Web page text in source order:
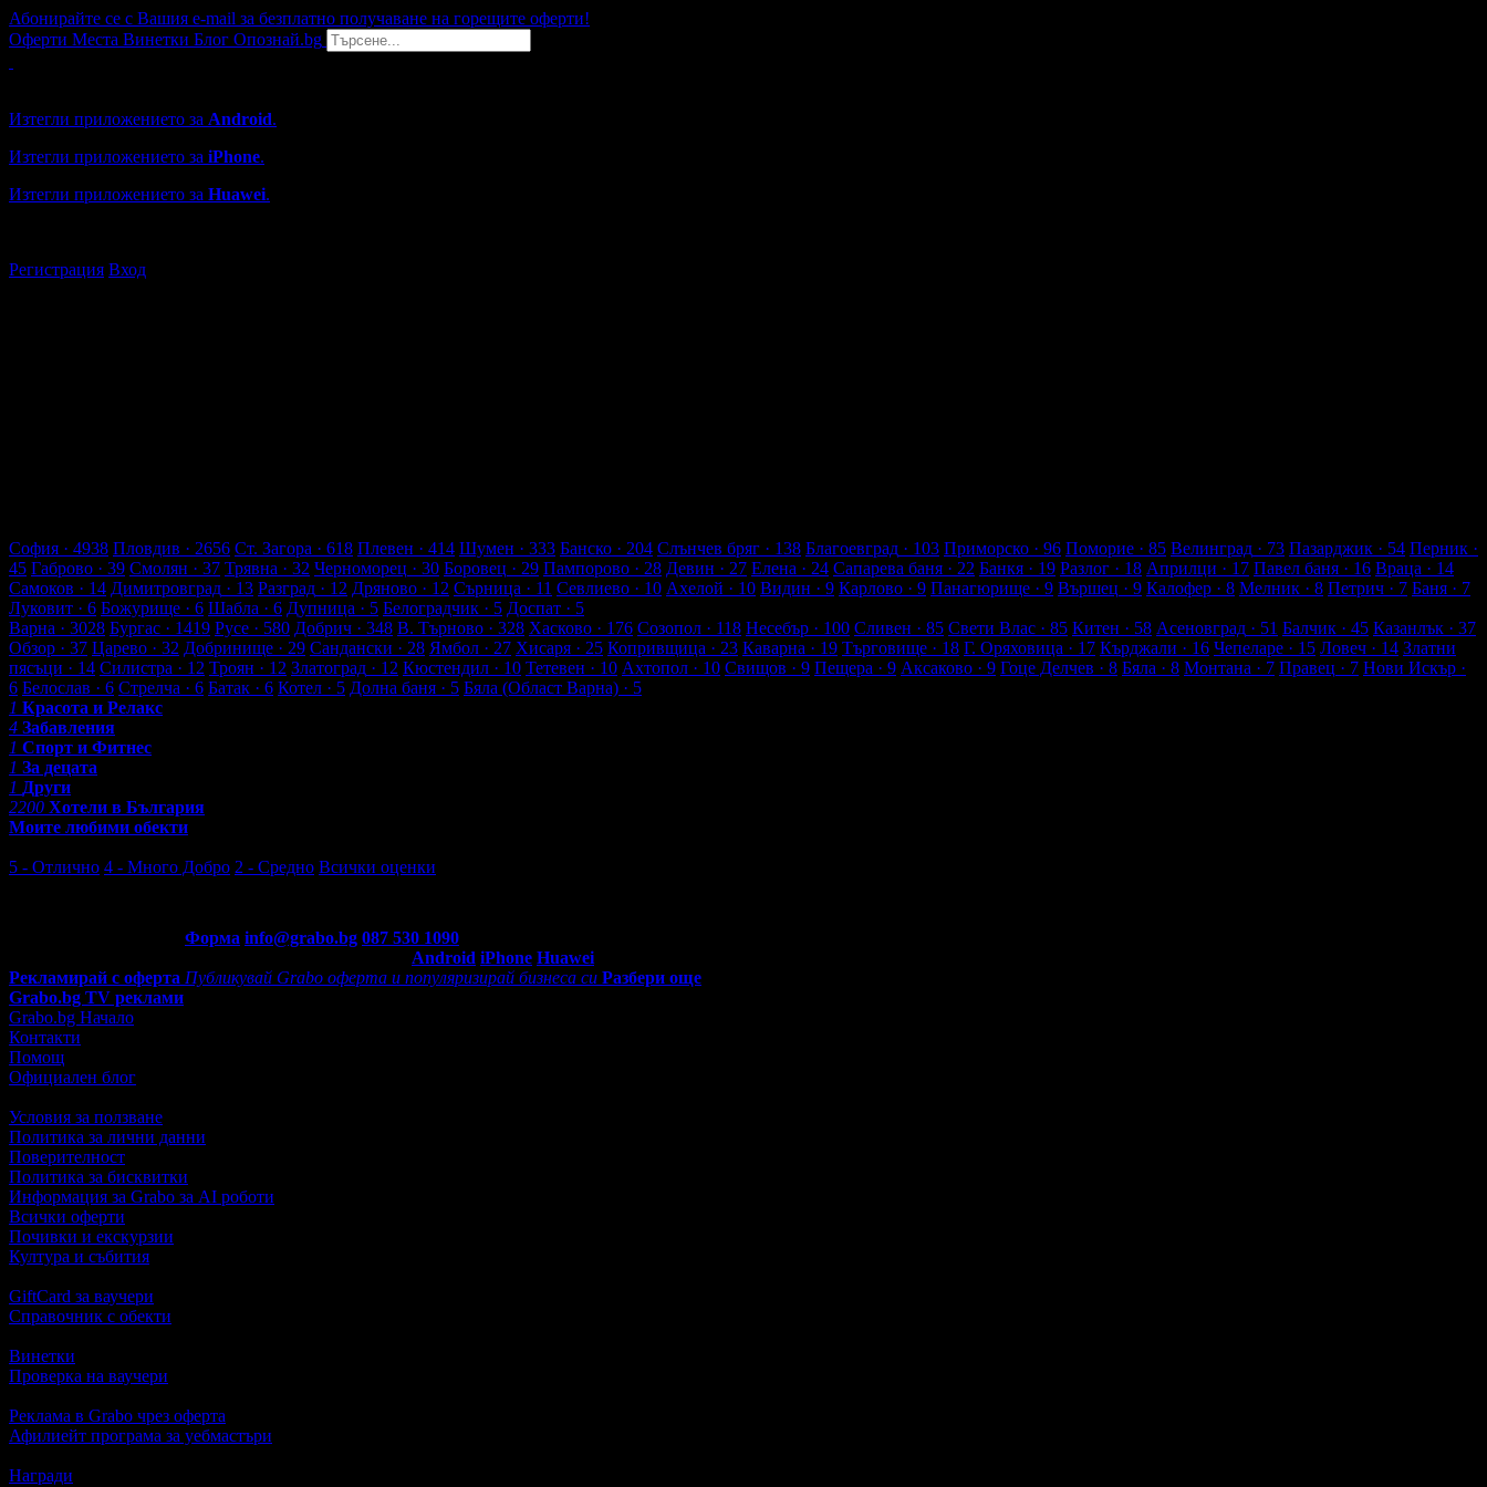
Абонирайте се с Вашия e-mail за безплатно получаване на горещите оферти!
Оферти Места Винетки Блог Опознай.bg
Изтегли приложението за Android.
Изтегли приложението за iPhone.
Изтегли приложението за Huawei.
Регистрация Вход
София · 4938 Пловдив · 2656 Ст. Загора · 618 Плевен · 414 Шумен · 333 Банско · 204 Слънчев бряг · 138 Благоевград · 103 Приморско · 96 Поморие · 85 Велинград · 73 Пазарджик · 54 Перник ·
45 Габрово · 39 Смолян · 37 Трявна · 32 Черноморец · 30 Боровец · 29 Пампорово · 28 Девин · 27 Елена · 24 Сапарева баня · 22 Банкя · 19 Разлог · 18 Априлци · 17 Павел баня · 16 Враца · 14
Самоков · 14 Димитровград · 13 Разград · 12 Дряново · 12 Сърница · 11 Севлиево · 10 Ахелой · 10 Видин · 9 Карлово · 9 Панагюрище · 9 Вършец · 9 Калофер · 8 Мелник · 8 Петрич · 7 Баня · 7
Луковит · 6 Божурище · 6 Шабла · 6 Дупница · 5 Белоградчик · 5 Доспат · 5
Варна · 3028 Бургас · 1419 Русе · 580 Добрич · 348 В. Търново · 328 Хасково · 176 Созопол · 118 Несебър · 100 Сливен · 85 Свети Влас · 85 Китен · 58 Асеновград · 51 Балчик · 45 Казанлък · 37
Обзор · 37 Царево · 32 Добринище · 29 Сандански · 28 Ямбол · 27 Хисаря · 25 Копривщица · 23 Каварна · 19 Търговище · 18 Г. Оряховица · 17 Кърджали · 16 Чепеларе · 15 Ловеч · 14 Златни
пясъци · 14 Силистра · 12 Троян · 12 Златоград · 12 Кюстендил · 10 Тетевен · 10 Ахтопол · 10 Свищов · 9 Пещера · 9 Аксаково · 9 Гоце Делчев · 8 Бяла · 8 Монтана · 7 Правец · 7 Нови Искър ·
6 Белослав · 6 Стрелча · 6 Батак · 6 Котел · 5 Долна баня · 5 Бяла (Област Варна) · 5
1 Красота и Релакс
4 Забавления
1 Спорт и Фитнес
1 За децата
1 Други
2200 Хотели в България
Моите любими обекти
5 - Отлично 4 - Много Добро 2 - Средно Всички оценки
Форма info@grabo.bg 087 530 1090
Android iPhone Huawei
Рекламирай с оферта Публикувай Grabo оферта и популяризирай бизнеса си Разбери още
Grabo.bg TV реклами
Grabo.bg Начало
Контакти
Помощ
Официален блог
Условия за ползване
Политика за лични данни
Поверителност
Политика за бисквитки
Информация за Grabo за AI роботи
Всички оферти
Почивки и екскурзии
Култура и събития
GiftCard за ваучери
Справочник с обекти
Винетки
Проверка на ваучери
Реклама в Grabo чрез оферта
Афилиейт програма за уебмастъри
Награди